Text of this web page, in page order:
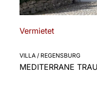
Vermietet
VILLA / REGENSBURG
MEDITERRANE